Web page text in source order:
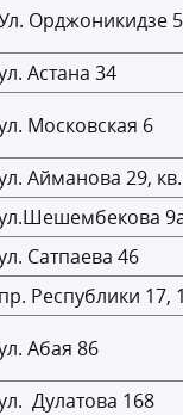
Орджоникидзе
Астана 34
Московская 6
Айманова 29,
Сатпаева 46
пр. Республики 17,
Абая 86
Дулатова 168